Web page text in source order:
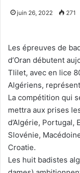
juin 26, 2022 271
Les épreuves de
d’Oran débutent
Tlilet, avec en lice
Algériens,
La compétition qui
mettra aux prises
d’Algérie, Portugal,
Slovénie,
Croatie.
Les huit badistes